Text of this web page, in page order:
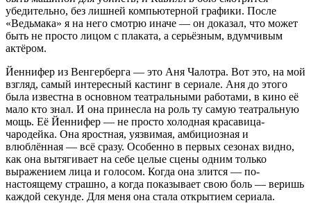
убедительно, без лишней компьютерной графики. После
«Ведьмака» я на него смотрю иначе — он доказал, что может
быть не просто лицом с плаката, а серьёзным, вдумчивым
актёром.
Йеннифер из Венгерберга — это Аня Чалотра. Вот это, на мой
взгляд, самый интересный кастинг в сериале. Аня до этого
была известна в основном театральными работами, в кино её
мало кто знал. И она принесла на роль ту самую театральную
мощь. Её Йеннифер — не просто холодная красавица-
чародейка. Она яростная, уязвимая, амбициозная и
влюблённая — всё сразу. Особенно в первых сезонах видно,
как она вытягивает на себе целые сцены одним только
выражением лица и голосом. Когда она злится — по-
настоящему страшно, а когда показывает свою боль — веришь
каждой секунде. Для меня она стала открытием сериала.